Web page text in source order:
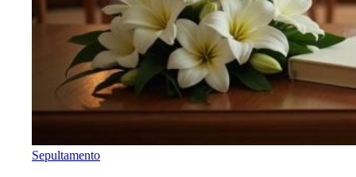
Sepultamento